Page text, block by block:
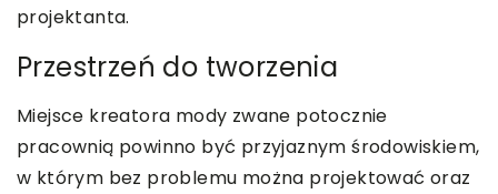
projektanta.
Przestrzeń do tworzenia
Miejsce kreatora mody zwane potocznie
pracownią powinno być przyjaznym środowiskiem,
w którym bez problemu można projektować oraz